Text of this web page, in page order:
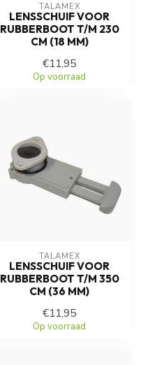
TALAMEX
LENSSCHUIF VOOR
RUBBERBOOT T/M 230
CM (18 MM)
€11,95
Op voorraad
TALAMEX
LENSSCHUIF VOOR
RUBBERBOOT T/M 350
CM (36 MM)
€11,95
Op voorraad